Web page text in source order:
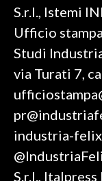
S.r.l., Istemi
Ufficio
Studi
via Turati 7,
industria-
S.r.l.,